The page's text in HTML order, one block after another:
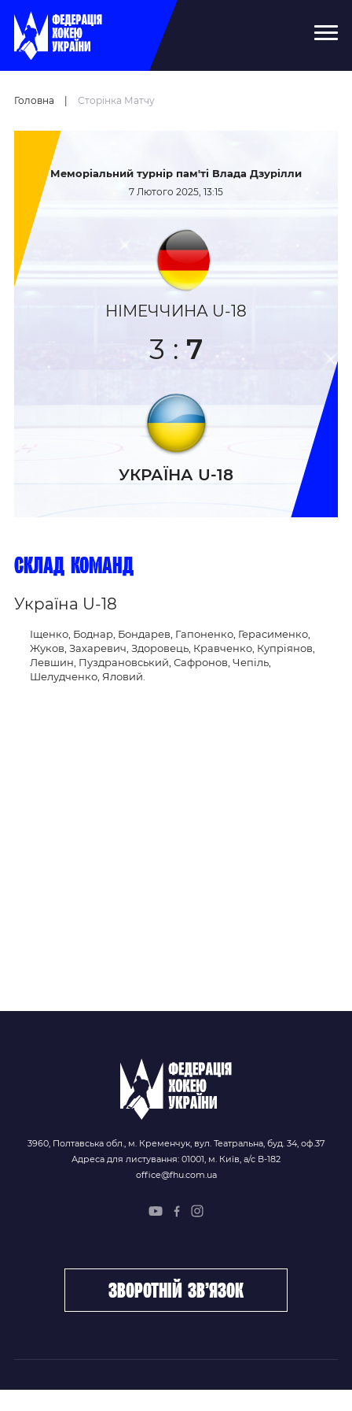
Головна Сторінка Матчу
Меморіальний турнір пам'ті Влада Дзурілли
7 Лютого 2025, 13:15
НІМЕЧЧИНА U-18
3 : 7
УКРАЇНА U-18
склад команд
Україна U-18
Іщенко, Боднар, Бондарев, Гапоненко, Герасименко,
Жуков, Захаревич, Здоровець, Кравченко, Купріянов,
Левшин, Пуздрановський, Сафронов, Чепіль,
Шелудченко, Яловий.
3960, Полтавська обл., м. Кременчук, вул. Театральна, буд. 34, оф.37
Адреса для листування: 01001, м. Київ, а/с В-182
office@fhu.com.ua
зворотній зв’язок